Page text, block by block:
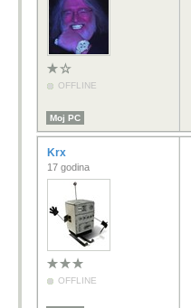
OFFLINE
Moj PC
Krx
17 godina
OFFLINE